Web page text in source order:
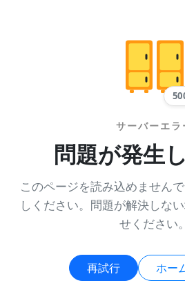
サーバーエラ
問題が発生
このページを読み込めません
しください。問題が解決しな
せください。
再試行 ホー